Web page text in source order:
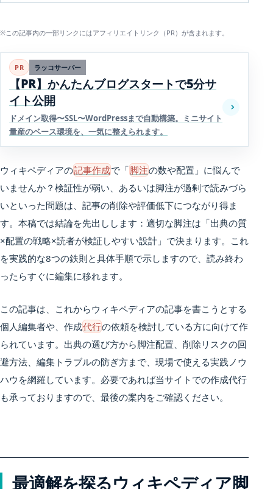
※この記事内の一部リンクにはアフィリエイトリンク（PR）が含まれます。
PR ラッコサーバー
【PR】かんたんブログスタートで5分サ
イト公開
ドメイン取得〜SSL〜WordPressまで自動構築。ミニサイト
量産のベース環境を、一気に整えられます。
ウィキペディアの記事作成で「脚注の数や配置」に悩んで
いませんか？検証性が弱い、あるいは脚注が過剰で読みづら
いといった問題は、記事の削除や評価低下につながり得ま
す。本稿では結論を先出しします：適切な脚注は「出典の質
×配置の戦略×読者が検証しやすい設計」で決まります。これ
を実践的な8つの鉄則と具体手順で示しますので、読み終わ
ったらすぐに編集に移れます。
この記事は、これからウィキペディアの記事を書こうとする
個人編集者や、作成代行の依頼を検討している方に向けて作
られています。出典の選び方から脚注配置、削除リスクの回
避方法、編集トラブルの防ぎ方まで、現場で使える実践ノウ
ハウを網羅しています。必要であれば当サイトでの作成代行
も承っておりますので、最後の案内をご確認ください。
最適解を探るウィキペディア脚